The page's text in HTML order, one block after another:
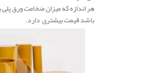
هر اندازه که میزان ضخامت ورق پلی
باشد قیمت بیشتری دارد.